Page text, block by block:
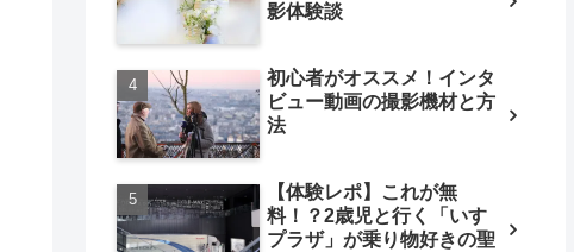
影体験談
初心者がオススメ！インタ
ビュー動画の撮影機材と方
法
【体験レポ】これが無
料！？2歳児と行く「いすゞ
プラザ」が乗り物好きの聖